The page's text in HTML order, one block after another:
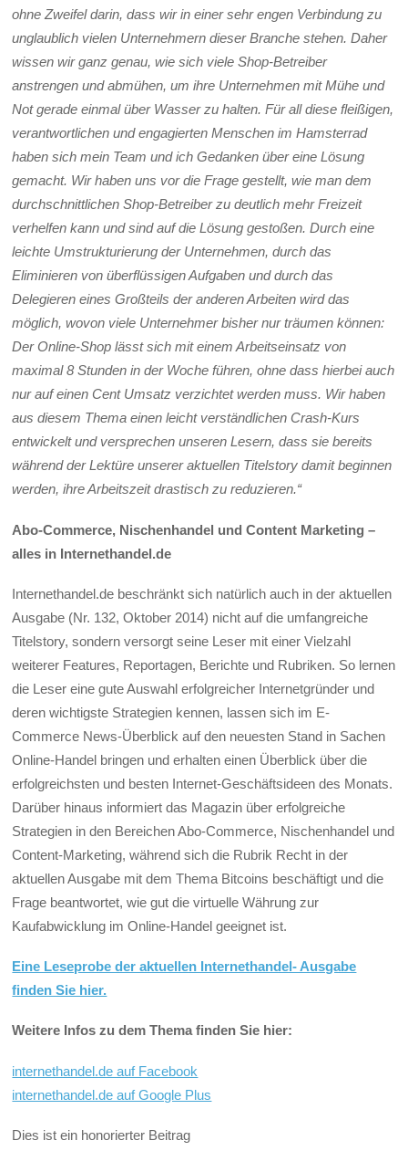
ohne Zweifel darin, dass wir in einer sehr engen Verbindung zu
unglaublich vielen Unternehmern dieser Branche stehen. Daher
wissen wir ganz genau, wie sich viele Shop-Betreiber
anstrengen und abmühen, um ihre Unternehmen mit Mühe und
Not gerade einmal über Wasser zu halten. Für all diese fleißigen,
verantwortlichen und engagierten Menschen im Hamsterrad
haben sich mein Team und ich Gedanken über eine Lösung
gemacht. Wir haben uns vor die Frage gestellt, wie man dem
durchschnittlichen Shop-Betreiber zu deutlich mehr Freizeit
verhelfen kann und sind auf die Lösung gestoßen. Durch eine
leichte Umstrukturierung der Unternehmen, durch das
Eliminieren von überflüssigen Aufgaben und durch das
Delegieren eines Großteils der anderen Arbeiten wird das
möglich, wovon viele Unternehmer bisher nur träumen können:
Der Online-Shop lässt sich mit einem Arbeitseinsatz von
maximal 8 Stunden in der Woche führen, ohne dass hierbei auch
nur auf einen Cent Umsatz verzichtet werden muss. Wir haben
aus diesem Thema einen leicht verständlichen Crash-Kurs
entwickelt und versprechen unseren Lesern, dass sie bereits
während der Lektüre unserer aktuellen Titelstory damit beginnen
werden, ihre Arbeitszeit drastisch zu reduzieren.“
Abo-Commerce, Nischenhandel und Content Marketing –
alles in Internethandel.de
Internethandel.de beschränkt sich natürlich auch in der aktuellen
Ausgabe (Nr. 132, Oktober 2014) nicht auf die umfangreiche
Titelstory, sondern versorgt seine Leser mit einer Vielzahl
weiterer Features, Reportagen, Berichte und Rubriken. So lernen
die Leser eine gute Auswahl erfolgreicher Internetgründer und
deren wichtigste Strategien kennen, lassen sich im E-
Commerce News-Überblick auf den neuesten Stand in Sachen
Online-Handel bringen und erhalten einen Überblick über die
erfolgreichsten und besten Internet-Geschäftsideen des Monats.
Darüber hinaus informiert das Magazin über erfolgreiche
Strategien in den Bereichen Abo-Commerce, Nischenhandel und
Content-Marketing, während sich die Rubrik Recht in der
aktuellen Ausgabe mit dem Thema Bitcoins beschäftigt und die
Frage beantwortet, wie gut die virtuelle Währung zur
Kaufabwicklung im Online-Handel geeignet ist.
Eine Leseprobe der aktuellen Internethandel- Ausgabe
finden Sie hier.
Weitere Infos zu dem Thema finden Sie hier:
internethandel.de auf Facebook
internethandel.de auf Google Plus
Dies ist ein honorierter Beitrag